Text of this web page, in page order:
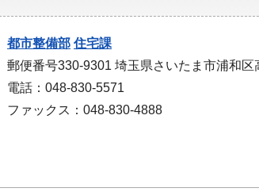
都市整備部 住宅課
郵便番号330-9301 埼玉県さいたま市浦和
電話：048-830-5571
ファックス：048-830-4888